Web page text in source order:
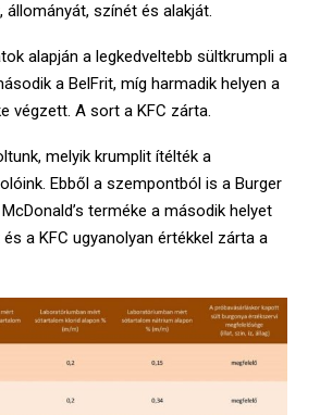
állományát, színét és alakját.
alapján a legkedveltebb sültkrumpli a
a BelFrit, míg harmadik helyen a
végzett. A sort a KFC zárta.
melyik krumplit ítélték a
Ebből a szempontból is a Burger
terméke a második helyet
és a KFC ugyanolyan értékkel zárta a